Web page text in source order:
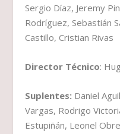
Sergio Díaz, Jeremy
Rodríguez, Sebastián
Castillo, Cristian Rivas
Director Técnico:
Suplentes: Daniel
Vargas, Rodrigo
Estupiñán, Leonel